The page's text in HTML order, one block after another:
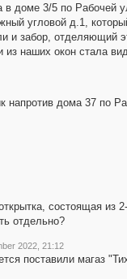
в доме 3/5 по Рабочей
угловой д.1,
и забор, отделяющий
из наших окон стала
напротив дома 37 по
состоящая
отдельно?
2022, 21:12
поставили магаз